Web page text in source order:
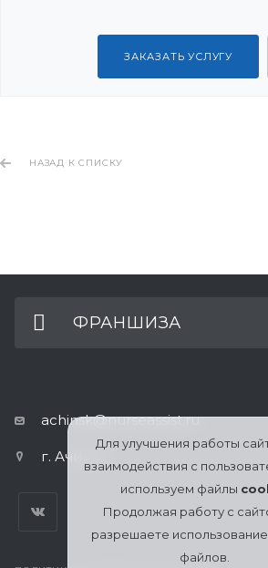
ЗАКАЗАТЬ УСЛУГУ
НАЗАД К СПИСКУ
ФРАНШИЗА
achinsk@nurseassist.ru
г. Ачинск
Для улучшения работы
взаимодействия с
используем файлы
Продолжая работу с
разрешаете
файлов.